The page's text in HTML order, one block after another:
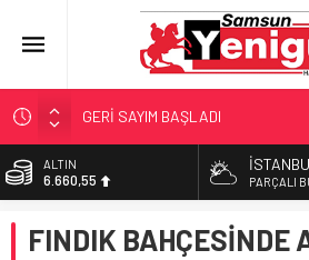
GERİ SAYIM BAŞLADI
SAMSUNSPOR’DA HEDEF
‘BAFRA’YA YATIRIM YAPIN!’
YÖNETİCİ SEÇERKEN YAPILAN
ALTIN
6.660,55
13.779,39
PARÇALI
FINDIK BAHÇESİNDE